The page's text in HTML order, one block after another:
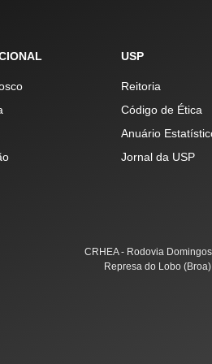
USP
Reitoria
Código de Ética
Anuário
Jornal da USP
CRHEA - Rodovia
Represa do Lobo